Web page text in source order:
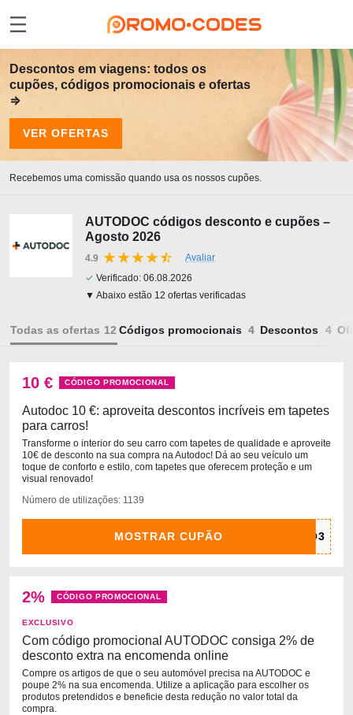
Descontos em viagens: todos os
cupões, códigos promocionais e ofertas
⇒
VER OFERTAS
Recebemos uma comissão quando usa os nossos cupões.
AUTODOC códigos desconto e cupões –
Agosto 2026
4.9
Avaliar
✓ Verificado: 06.08.2026
▼ Abaixo estão 12 ofertas verificadas
Todas as ofertas Códigos promocionais Descontos
10 € CÓDIGO PROMOCIONAL
Autodoc 10 €: aproveita descontos incríveis em tapetes
para carros!
Transforme o interior do seu carro com tapetes de qualidade e aproveite
10€ de desconto na sua compra na Autodoc! Dá ao seu veículo um
toque de conforto e estilo, com tapetes que oferecem proteção e um
visual renovado!
Número de utilizações: 1139
MOSTRAR CUPÃO
2% CÓDIGO PROMOCIONAL
EXCLUSIVO
Com código promocional AUTODOC consiga 2% de
desconto extra na encomenda online
Compre os artigos de que o seu automóvel precisa na AUTODOC e
poupe 2% na sua encomenda. Utilize a aplicação para escolher os
produtos pretendidos e beneficie desta redução no valor total da
compra.